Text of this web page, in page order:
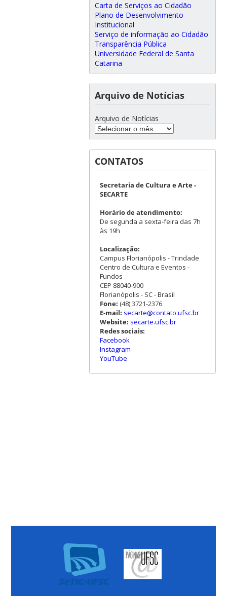
Carta de Serviços ao Cidadão
Plano de Desenvolvimento
Institucional
Serviço de informação ao Cidadão
Transparência Pública
Universidade Federal de Santa
Catarina
Arquivo de Notícias
Arquivo de Notícias
CONTATOS
Secretaria de Cultura e Arte -
SECARTE
Horário de atendimento:
De segunda a sexta-feira das 7h
às 19h
Localização:
Campus Florianópolis - Trindade
Centro de Cultura e Eventos -
Fundos
CEP 88040-900
Florianópolis - SC - Brasil
Fone: (48) 3721-2376
E-mail: secarte@contato.ufsc.br
Website: secarte.ufsc.br
Redes sociais:
Facebook
Instagram
YouTube